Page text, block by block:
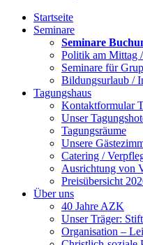
Startseite
Seminare
Seminare
Politik am Mittag
Seminare für
Bildungsurlaub /
Tagungshaus
Kontaktformular
Unser
Tagungsräume
Unsere
Catering /
Ausrichtung von
Preisübersicht
Über uns
40 Jahre AZK
Unser Träger:
Organisation –